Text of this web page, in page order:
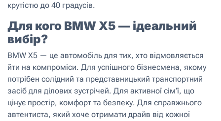
крутістю до 40 градусів.
Для кого BMW X5 — ідеальний
вибір?
BMW X5 — це автомобіль для тих, хто відмовляється
йти на компроміси. Для успішного бізнесмена, якому
потрібен солідний та представницький транспортний
засіб для ділових зустрічей. Для активної сім’ї, що
цінує простір, комфорт та безпеку. Для справжнього
автентиста, який хоче отримати драйв від кожної